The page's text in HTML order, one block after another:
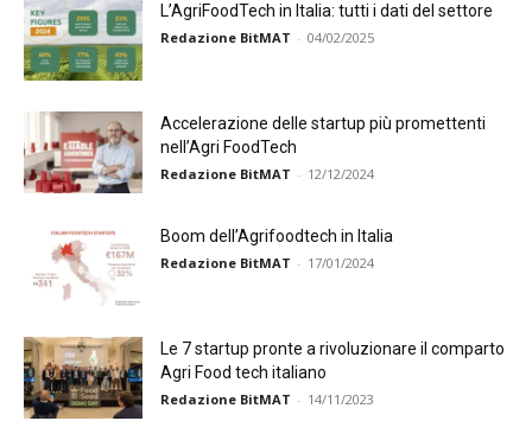
L’AgriFoodTech in Italia: tutti i dati del settore
Redazione BitMAT - 04/02/2025
Accelerazione delle startup più promettenti
nell’Agri FoodTech
Redazione BitMAT - 12/12/2024
Boom dell’Agrifoodtech in Italia
Redazione BitMAT - 17/01/2024
Le 7 startup pronte a rivoluzionare il comparto
Agri Food tech italiano
Redazione BitMAT - 14/11/2023